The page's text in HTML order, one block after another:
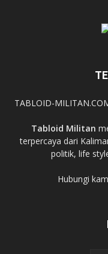
TABLOID-
Tabloid Militan
terpercaya dari
politik, life
Hubungi